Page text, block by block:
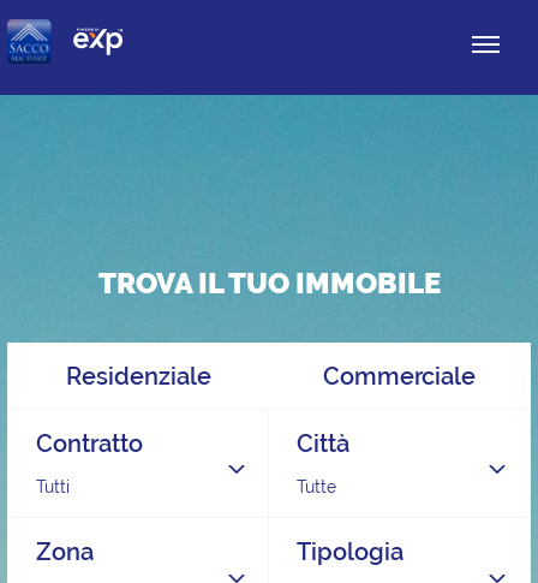
TROVA IL TUO IMMOBILE
Residenziale Commerciale
Contratto
Tutti
Città
Tutte
Zona Tipologia